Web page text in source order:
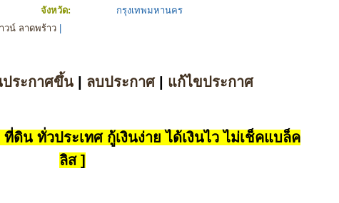
จังหวัด:
กรุงเทพมหานคร
วน์ ลาดพร้าว
ประกาศขึ้น| ลบประกาศ| แก้ไขประกาศ
ดิน ทั่วประเทศ กู้เงินง่าย ได้เงินไว ไม่เช็คแบล็ค
ลิส ]